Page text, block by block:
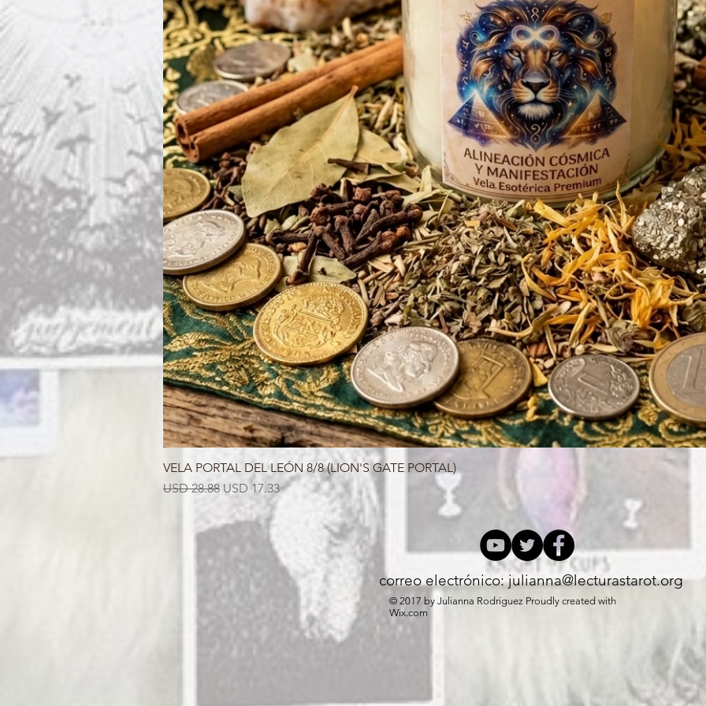
VELA PORTAL DEL LEÓN 8/8 (LION'S GATE PORTAL)
Precio
USD 28.88 Precio de oferta
USD 17.33
correo electrónico:julianna@lecturastarot.org
© 2017 by Julianna Rodriguez Proudly created with
Wix.com